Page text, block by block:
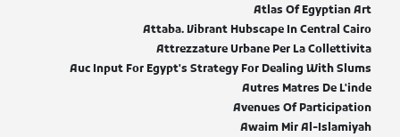
Atlas Of Egyptian Art
Attaba. Vibrant Hubscape In Central Cairo
Attrezzature Urbane Per La Collettivita
Auc Input For Egypt's Strategy For Dealing With Slums
Autres Matres De L'inde
Avenues Of Participation
Awaim Mir Al-Islamiyah